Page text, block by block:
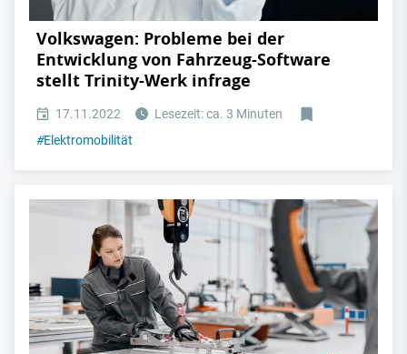
Volkswagen: Probleme bei der
Entwicklung von Fahrzeug-Software
stellt Trinity-Werk infrage
17.11.2022
Lesezeit: ca. 3 Minuten
#Elektromobilität